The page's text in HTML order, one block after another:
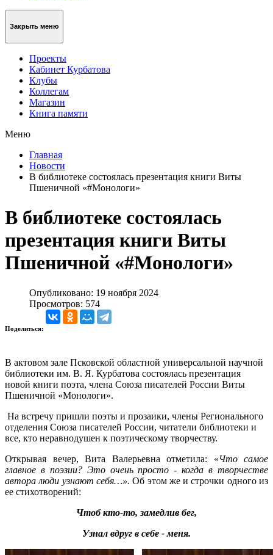
Закрыть меню
Проекты
Кабинет Курбатова
Клубы
Коллегам
Магазин
Книга памяти
Меню
Главная
Новости
В библиотеке состоялась презентация книги Виты
Пшеничной «#Монологи»
В библиотеке состоялась
презентация книги Виты
Пшеничной «#Монологи»
Опубликовано: 19 ноября 2024
Просмотров: 574
Поделиться:
В актовом зале Псковской областной универсальной научной
библиотеки им. В. Я. Курбатова состоялась презентация
новой книги поэта, члена Союза писателей России Виты
Пшеничной «Монологи».
На встречу пришли поэты и прозаики, члены Регионального
отделения Союза писателей России, читатели библиотеки и
все, кто неравнодушен к поэтическому творчеству.
Открывая вечер, Вита Валерьевна отметила: «Что самое
главное в поэзии? Это очень просто - когда в творчестве
автора люди узнают себя…». Об этом же и строчки одного из
ее стихотворений:
Чтоб кто-то, замедлив бег,
Узнал вдруг в себе - меня.